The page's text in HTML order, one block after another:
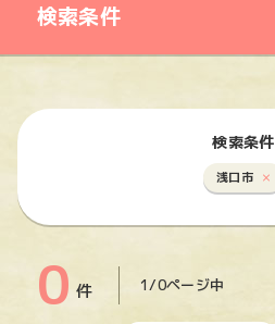
検索条件
検索条件
浅口市
0 件 1/0ページ中